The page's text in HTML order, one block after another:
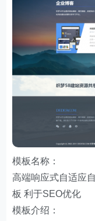
模板名称：
高端响应式自适应
板 利于SEO优化
模板介绍：